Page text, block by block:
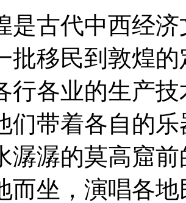
古代中西经济
批移民到敦煌
行各业的生产
们带着各自的
潺潺的莫高窟
而坐，演唱各